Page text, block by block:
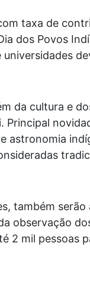
taxa de
dos Povos
universidades
da cultura e
Principal
astronomia
também
observação
2 mil pessoas